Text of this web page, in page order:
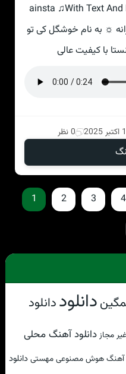
ainsta ♫With Text
☼ به نام خوشگل کی تو
با کیفیت عالی
0 نظر
1 2 3 4
دانلوددانلود
مجاز دانلود آهنگ محلی
آهنگ هوش مصنوعی مهستیدانلود